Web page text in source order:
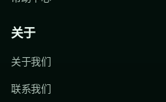
关于
关于我们
联系我们